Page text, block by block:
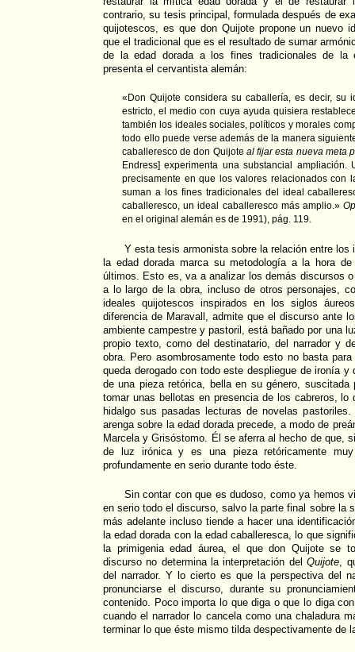
contrario, su tesis principal, formulada después de
quijotescos, es que don Quijote propone un nuevo
que el tradicional que es el resultado de sumar
de la edad dorada a los fines tradicionales de la
presenta el cervantista alemán:
«Don Quijote considera su caballería, es decir, su
estricto, el medio con cuya ayuda quisiera
también los ideales sociales, políticos y morales
todo ello puede verse además de la manera
caballeresco de don Quijote al fijar esta nueva meta
Endress] experimenta una substancial ampliación.
precisamente en que los valores relacionados con
suman a los fines tradicionales del ideal
caballeresco, un ideal caballeresco más amplio.»
en el original alemán es de 1991), pág. 119.
Y esta tesis armonista sobre la relación entre los
la edad dorada marca su metodología a la hora
últimos. Esto es, va a analizar los demás discursos
a lo largo de la obra, incluso de otros personajes,
ideales quijotescos inspirados en los siglos
diferencia de Maravall, admite que el discurso ante
ambiente campestre y pastoril, está bañado por una
propio texto, como del destinatario, del narrador y
obra. Pero asombrosamente todo esto no basta
queda derogado con todo este despliegue de ironía
de una pieza retórica, bella en su género, suscitada
tomar unas bellotas en presencia de los cabreros,
hidalgo sus pasadas lecturas de novelas
arenga sobre la edad dorada precede, a modo de
Marcela y Grisóstomo. Él se aferra al hecho de que,
de luz irónica y es una pieza retóricamente
profundamente en serio durante todo éste.
Sin contar con que es dudoso, como ya hemos
en serio todo el discurso, salvo la parte final sobre la
más adelante incluso tiende a hacer una
la edad dorada con la edad caballeresca, lo que
la primigenia edad áurea, el que don Quijote se
discurso no determina la interpretación delQuijote,
del narrador. Y lo cierto es que la perspectiva del
pronunciarse el discurso, durante su
contenido. Poco importa lo que diga o que lo diga
cuando el narrador lo cancela como una chaladura
terminar lo que éste mismo tilda despectivamente de